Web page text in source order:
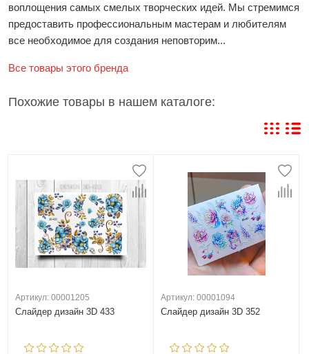
воплощения самых смелых творческих идей. Мы стремимся
предоставить профессиональным мастерам и любителям
все необходимое для создания неповторим...
Все товары этого бренда
Похожие товары в нашем каталоге:
Артикул: 00001205
Слайдер дизайн 3D 433
Артикул: 00001094
Слайдер дизайн 3D 352